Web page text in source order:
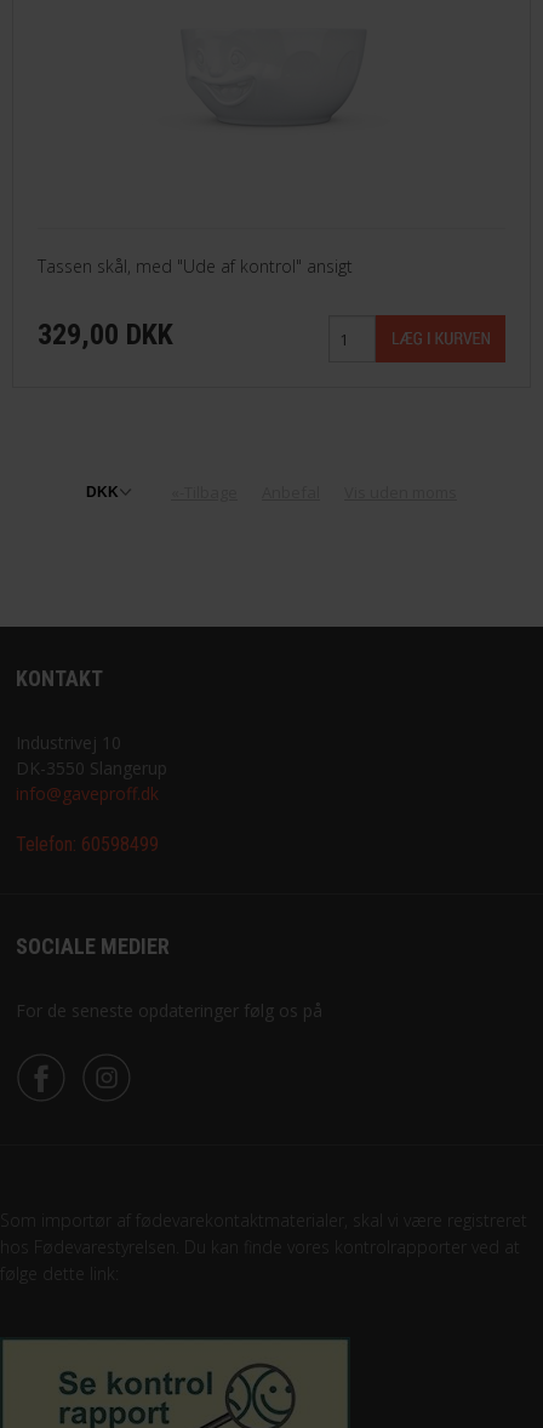
Tassen skål, med "Ude af kontrol" ansigt
329,00 DKK
KONTAKT
Industrivej 10
DK-3550 Slangerup
info@gaveproff.dk
Telefon: 60598499
SOCIALE MEDIER
For de seneste opdateringer følg os på
Som importør af fødevarekontaktmaterialer, skal vi være registreret
hos Fødevarestyrelsen. Du kan finde vores kontrolrapporter ved at
følge dette link: